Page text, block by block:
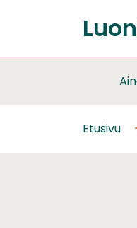
sisältöön
Etusivu
Etusivu